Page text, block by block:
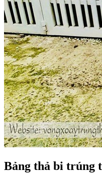
Bảng thả bi trúng